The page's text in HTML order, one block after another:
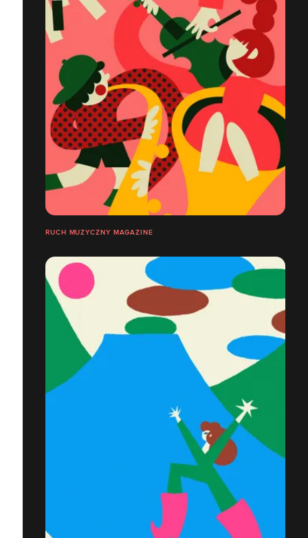
RUCH MUZYCZNY MAGAZINE